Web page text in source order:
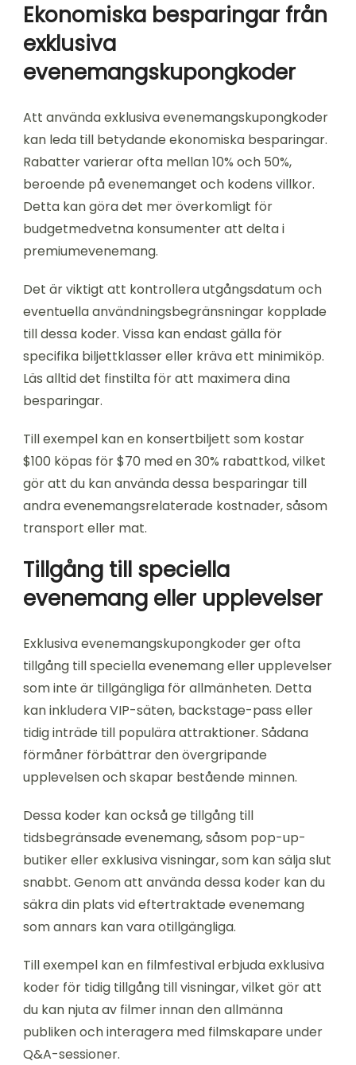
Ekonomiska besparingar från
exklusiva
evenemangskupongkoder
Att använda exklusiva evenemangskupongkoder
kan leda till betydande ekonomiska besparingar.
Rabatter varierar ofta mellan 10% och 50%,
beroende på evenemanget och kodens villkor.
Detta kan göra det mer överkomligt för
budgetmedvetna konsumenter att delta i
premiumevenemang.
Det är viktigt att kontrollera utgångsdatum och
eventuella användningsbegränsningar kopplade
till dessa koder. Vissa kan endast gälla för
specifika biljettklasser eller kräva ett minimiköp.
Läs alltid det finstilta för att maximera dina
besparingar.
Till exempel kan en konsertbiljett som kostar
$100 köpas för $70 med en 30% rabattkod, vilket
gör att du kan använda dessa besparingar till
andra evenemangsrelaterade kostnader, såsom
transport eller mat.
Tillgång till speciella
evenemang eller upplevelser
Exklusiva evenemangskupongkoder ger ofta
tillgång till speciella evenemang eller upplevelser
som inte är tillgängliga för allmänheten. Detta
kan inkludera VIP-säten, backstage-pass eller
tidig inträde till populära attraktioner. Sådana
förmåner förbättrar den övergripande
upplevelsen och skapar bestående minnen.
Dessa koder kan också ge tillgång till
tidsbegränsade evenemang, såsom pop-up-
butiker eller exklusiva visningar, som kan sälja slut
snabbt. Genom att använda dessa koder kan du
säkra din plats vid eftertraktade evenemang
som annars kan vara otillgängliga.
Till exempel kan en filmfestival erbjuda exklusiva
koder för tidig tillgång till visningar, vilket gör att
du kan njuta av filmer innan den allmänna
publiken och interagera med filmskapare under
Q&A-sessioner.